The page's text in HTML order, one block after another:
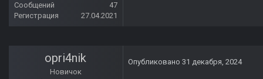
Сообщений
47
Регистрация
27.04.2021
opri4nik
Новичок
Опубликовано 31 декабря, 2024